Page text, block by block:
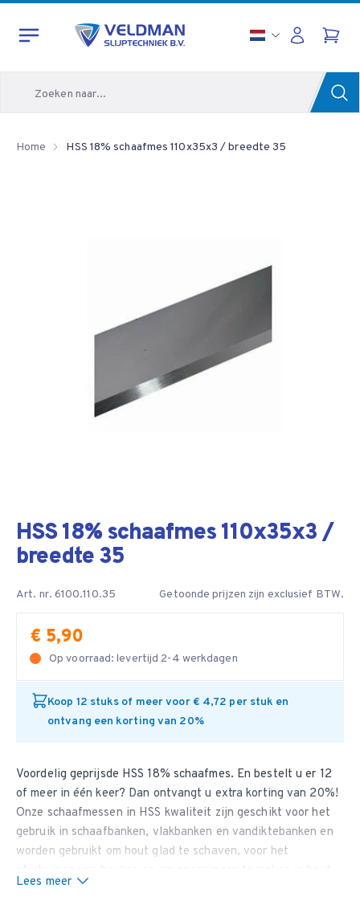
Home HSS 18% schaafmes 110x35x3 / breedte 35
HSS 18% schaafmes 110x35x3 /
breedte 35
Art. nr. 6100.110.35 Getoonde prijzen zijn exclusief BTW.
€ 5,90
Op voorraad: levertijd 2-4 werkdagen
Koop 12 stuks of meer voor € 4,72 per stuk en
ontvang een korting van 20%
Voordelig geprijsde HSS 18% schaafmes. En bestelt u er 12
of meer in één keer? Dan ontvangt u extra korting van 20%!
Onze schaafmessen in HSS kwaliteit zijn geschikt voor het
gebruik in schaafbanken, vlakbanken en vandiktebanken en
worden gebruikt om hout glad te schaven, voor het
Bent u op zoek naar schaafmessen die extra lang scherp
Lees meer